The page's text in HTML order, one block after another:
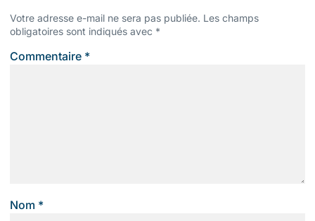
Votre adresse e-mail ne sera pas publiée. Les champs
obligatoires sont indiqués avec *
Commentaire *
Nom *